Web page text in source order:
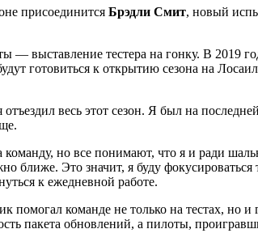
присоединится Брэдли Смит, новый
— выставление тестера на гонку. В 2019
готовиться к открытию сезона на
весь этот сезон. Я был на
команду, но все понимают, что я и ради
ближе. Это значит, я буду
к ежедневной работе.
команде не только на тестах, но
пакета обновлений, а пилоты,